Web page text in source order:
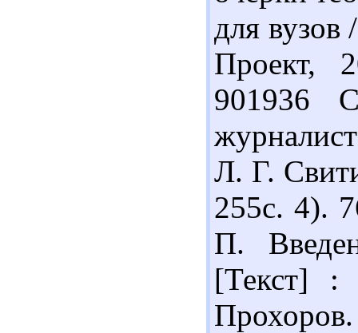
для
Проект,
901936
Л. Г.
255с. 4).
П.
[Текст]